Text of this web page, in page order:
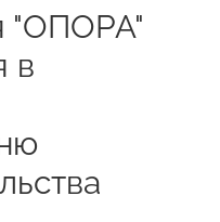
"ОПОРА"
в